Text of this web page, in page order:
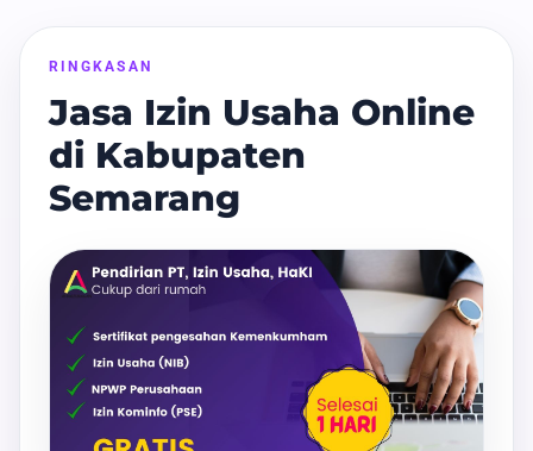
RINGKASAN
Jasa Izin Usaha Online
di Kabupaten
Semarang